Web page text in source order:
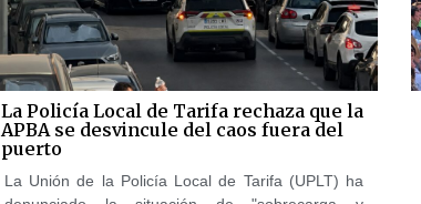
La Policía Local de Tarifa rechaza que la
APBA se desvincule del caos fuera del
puerto
La Unión de la Policía Local de Tarifa (UPLT) ha